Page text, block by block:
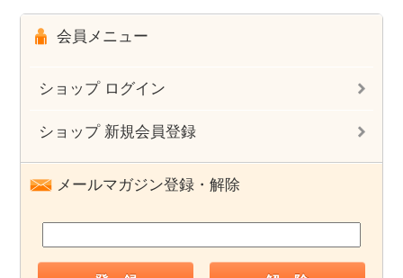
会員メニュー
ショップ ログイン
ショップ 新規会員登録
メールマガジン登録・解除